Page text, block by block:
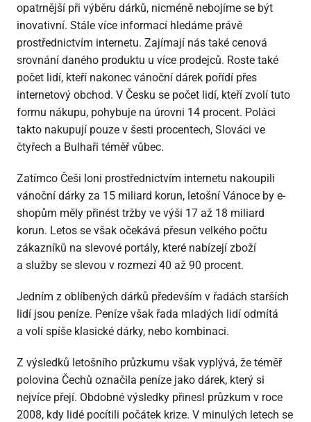
opatrnější při výběru dárků, nicméně nebojíme se být
inovativní. Stále více informací hledáme právě
prostřednictvím internetu. Zajímají nás také cenová
srovnání daného produktu u více prodejců. Roste také
počet lidí, kteří nakonec vánoční dárek pořídí přes
internetový obchod. V Česku se počet lidí, kteří zvolí tuto
formu nákupu, pohybuje na úrovni 14 procent. Poláci
takto nakupují pouze v šesti procentech, Slováci ve
čtyřech a Bulhaři téměř vůbec.
Zatímco Češi loni prostřednictvím internetu nakoupili
vánoční dárky za 15 miliard korun, letošní Vánoce by e-
shopům měly přinést tržby ve výši 17 až 18 miliard
korun. Letos se však očekává přesun velkého počtu
zákazníků na slevové portály, které nabízejí zboží
a služby se slevou v rozmezí 40 až 90 procent.
Jedním z oblíbených dárků především v řadách starších
lidí jsou peníze. Peníze však řada mladých lidí odmítá
a volí spíše klasické dárky, nebo kombinaci.
Z výsledků letošního průzkumu však vyplývá, že téměř
polovina Čechů označila peníze jako dárek, který si
nejvíce přejí. Obdobné výsledky přinesl průzkum v roce
2008, kdy lidé pocítili počátek krize. V minulých letech se